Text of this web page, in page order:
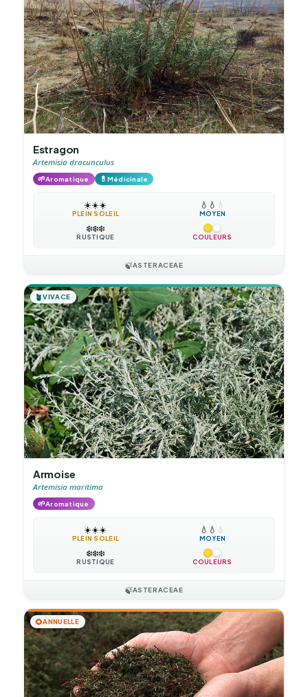
Estragon
Artemisia dracunculus
🌱Aromatique 💊 Médicinale
☀️☀️☀️
PLEIN SOLEIL
💧 💧 💧
MOYEN
❄️❄️❄️
RUSTIQUE COULEURS
🍃ASTERACEAE
🪴VIVACE
Armoise
Artemisia maritima
🌱Aromatique
☀️☀️☀️
PLEIN SOLEIL
💧 💧 💧
MOYEN
❄️❄️❄️
RUSTIQUE COULEURS
🍃ASTERACEAE
🌻ANNUELLE